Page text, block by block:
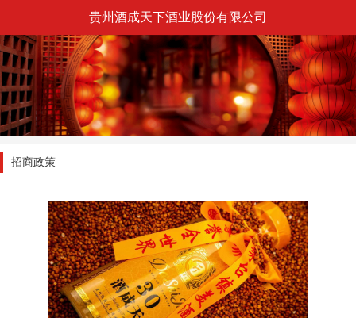
贵州酒成天下酒业股份有限公司
招商政策